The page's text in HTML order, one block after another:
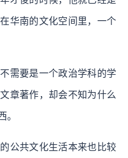
华南的文化空间里，一个
需要是一个政治学科的学
章著作，却会不知为什么
。
公共文化生活本来也比较